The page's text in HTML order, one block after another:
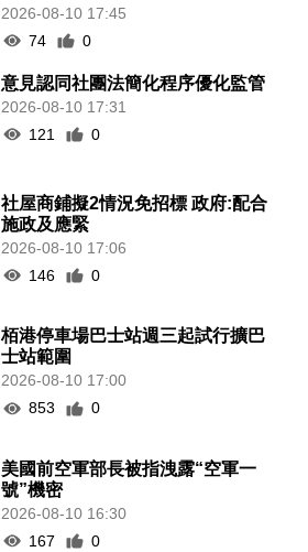
2026-08-10 17:45
74
0
意見認同社團法簡化程序優化監管
2026-08-10 17:31
121
0
社屋商鋪擬2情況免招標 政府:配合
施政及應緊
2026-08-10 17:06
146
0
栢港停車場巴士站週三起試行擴巴
士站範圍
2026-08-10 17:00
853
0
美國前空軍部長被指洩露“空軍一
號”機密
2026-08-10 16:30
167
0